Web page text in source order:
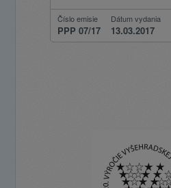
Číslo emisie
PPP 07/17
Dátum vydania
13.03.2017